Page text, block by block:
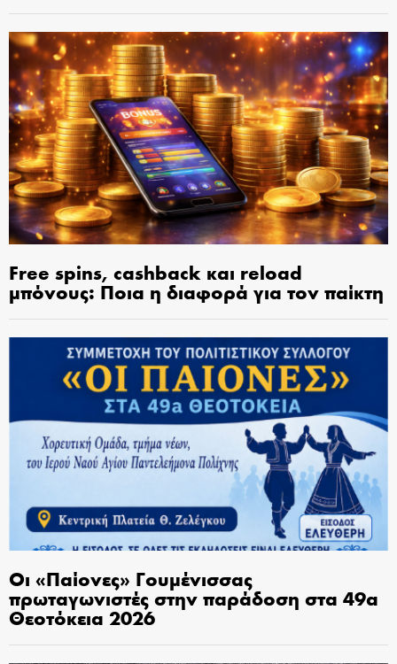
Free spins, cashback και reload
μπόνους: Ποια η διαφορά για τον παίκτη
Οι «Παίονες» Γουμένισσας
πρωταγωνιστές στην παράδοση στα 49α
Θεοτόκεια 2026